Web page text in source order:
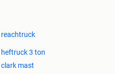
reachtruck
heftruck 3 ton
clark mast